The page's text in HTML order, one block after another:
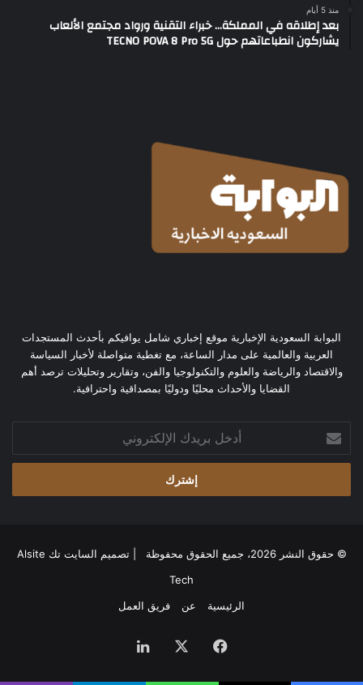
منذ 5 أيام
بعد إطلاقه في المملكة… خبراء التقنية ورواد مجتمع الألعاب
يشاركون انطباعاتهم حول TECNO POVA 8 Pro 5G
البوابة السعودية الإخبارية موقع إخباري شامل يوافيكم بأحدث المستجدات
العربية والعالمية على مدار الساعة، مع تغطية متواصلة لأخبار السياسة
والاقتصاد والرياضة والعلوم والتكنولوجيا والفن، وتقارير وتحليلات ترصد أهم
القضايا والأحداث محليًا ودوليًا بمصداقية واحترافية.
بريدك
الإلكتروني
© حقوق النشر 2026، جميع الحقوق محفوظة | تصميم
السايت تك Alsite
Tech
الرئيسية
عن فريق العمل
فيسبوك لينكدإن